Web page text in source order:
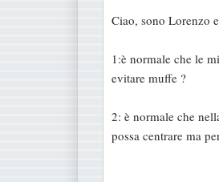
s
a
g
o
Ciao, sono Lorenzo
1:è normale che le
evitare muffe ?
2: è normale che
possa centrare ma